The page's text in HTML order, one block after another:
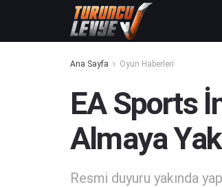
Ana Sayfa Oyun Haberleri
EA Sports
Almaya
Resmi duyuru yakında